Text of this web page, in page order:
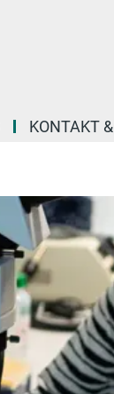
KONTAKT